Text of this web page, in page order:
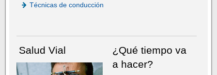
Técnicas de conducción
Salud Vial
¿Qué tiempo va
a hacer?